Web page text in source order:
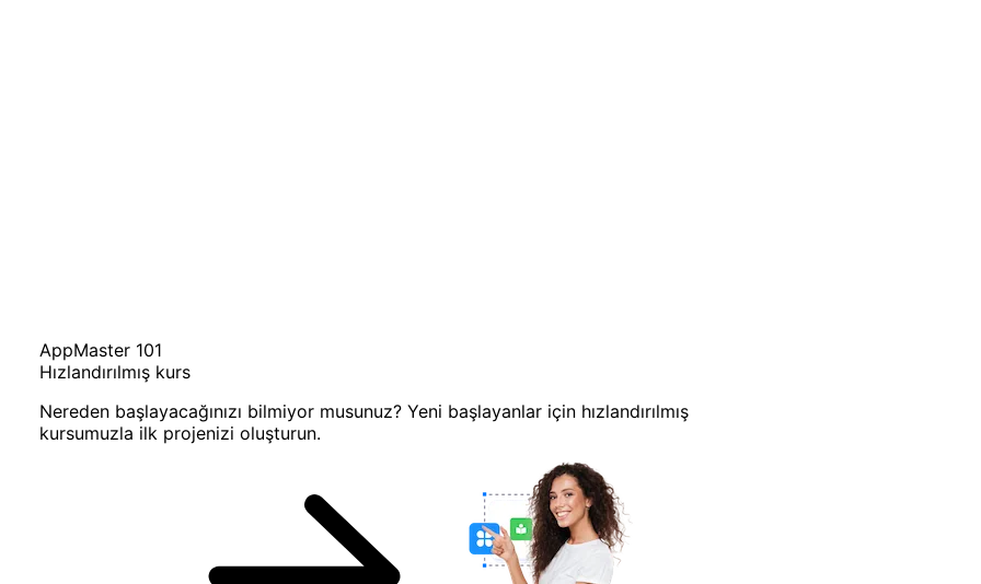
AppMaster 101
Hızlandırılmış kurs
Nereden başlayacağınızı bilmiyor musunuz? Yeni başlayanlar için hızlandırılmış
kursumuzla ilk projenizi oluşturun.